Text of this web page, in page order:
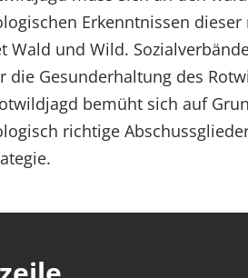
Erkenntnissen
Wald und Wild.
die Gesunderhaltung des
bemüht sich auf
richtige